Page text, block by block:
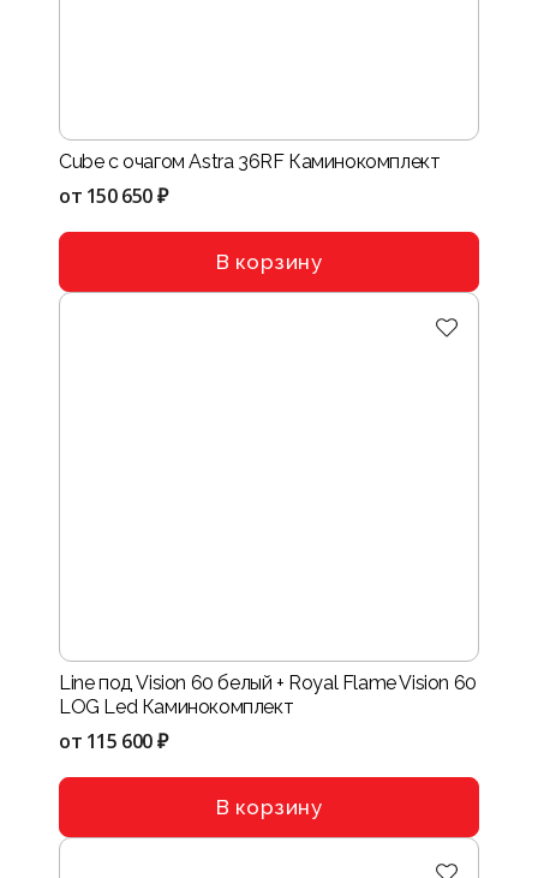
Cube с очагом Astra 36RF Каминокомплект
от 150 650 ₽
В корзину
Line под Vision 60 белый + Royal Flame Vision 60
LOG Led Каминокомплект
от 115 600 ₽
В корзину